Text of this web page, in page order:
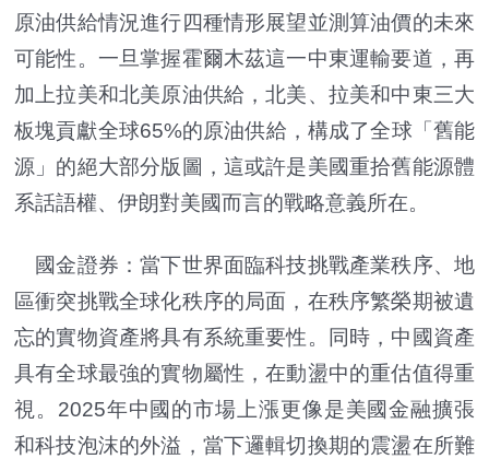
原油供給情況進行四種情形展望並測算油價的未來
可能性。一旦掌握霍爾木茲這一中東運輸要道，再
加上拉美和北美原油供給，北美、拉美和中東三大
板塊貢獻全球65%的原油供給，構成了全球「舊能
源」的絕大部分版圖，這或許是美國重拾舊能源體
系話語權、伊朗對美國而言的戰略意義所在。
國金證券：當下世界面臨科技挑戰產業秩序、地
區衝突挑戰全球化秩序的局面，在秩序繁榮期被遺
忘的實物資產將具有系統重要性。同時，中國資產
具有全球最強的實物屬性，在動盪中的重估值得重
視。2025年中國的市場上漲更像是美國金融擴張
和科技泡沫的外溢，當下邏輯切換期的震盪在所難